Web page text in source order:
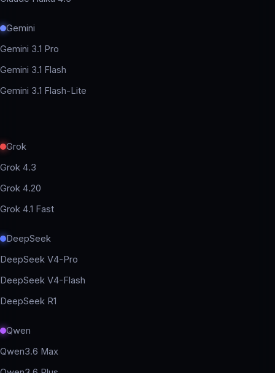
Gemini
Gemini 3.1 Pro
Gemini 3.1 Flash
Gemini 3.1 Flash-Lite
Grok
Grok 4.3
Grok 4.20
Grok 4.1 Fast
DeepSeek
DeepSeek V4-Pro
DeepSeek V4-Flash
DeepSeek R1
Qwen
Qwen3.6 Max